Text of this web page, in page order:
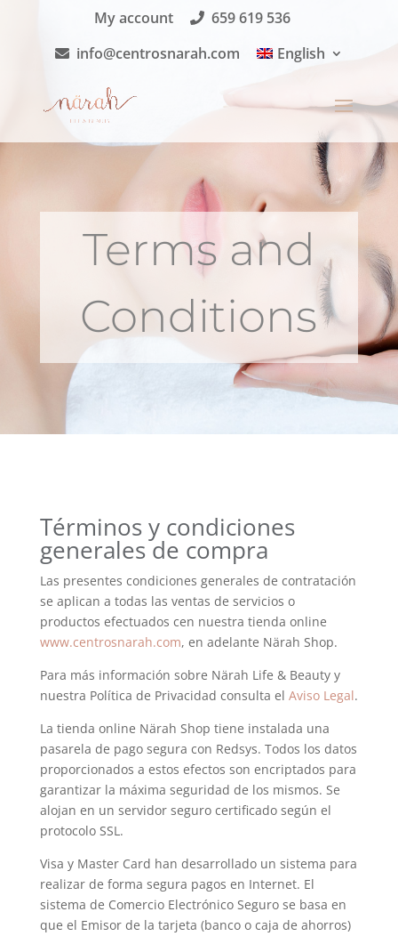
My account
659 619 536
info@centrosnarah.com
English
Terms and
Conditions
Términos y condiciones
generales de compra
Las presentes condiciones generales de contratación
se aplican a todas las ventas de servicios o
productos efectuados cen nuestra tienda online
www.centrosnarah.com, en adelante Närah Shop.
Para más información sobre Närah Life & Beauty y
nuestra Política de Privacidad consulta el Aviso Legal.
La tienda online Närah Shop tiene instalada una
pasarela de pago segura con Redsys. Todos los datos
proporcionados a estos efectos son encriptados para
garantizar la máxima seguridad de los mismos. Se
alojan en un servidor seguro certificado según el
protocolo SSL.
Visa y Master Card han desarrollado un sistema para
realizar de forma segura pagos en Internet. El
sistema de Comercio Electrónico Seguro se basa en
que el Emisor de la tarjeta (banco o caja de ahorros)